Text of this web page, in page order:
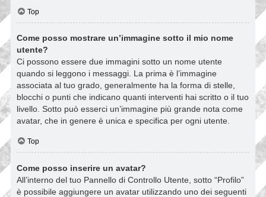
Top
Come posso mostrare un’immagine sotto il mio nome
utente?
Ci possono essere due immagini sotto un nome utente
quando si leggono i messaggi. La prima è l’immagine
associata al tuo grado, generalmente ha la forma di stelle,
blocchi o punti che indicano quanti interventi hai scritto o il tuo
livello. Sotto può esserci un’immagine più grande nota come
avatar, che in genere è unica e specifica per ogni utente.
Top
Come posso inserire un avatar?
All’interno del tuo Pannello di Controllo Utente, sotto “Profilo”
è possibile aggiungere un avatar utilizzando uno dei seguenti